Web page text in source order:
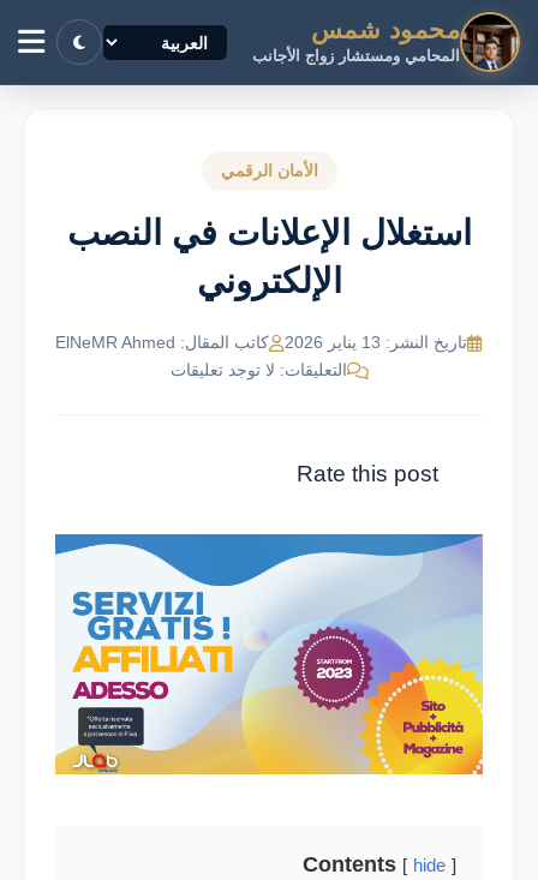
محمود شمس
المحامي ومستشار زواج الأجانب
الأمان الرقمي
استغلال الإعلانات في النصب
الإلكتروني
تاريخ النشر: 13 يناير 2026
كاتب المقال: ElNeMR Ahmed
التعليقات: لا توجد تعليقات
Rate this post
Contents hide